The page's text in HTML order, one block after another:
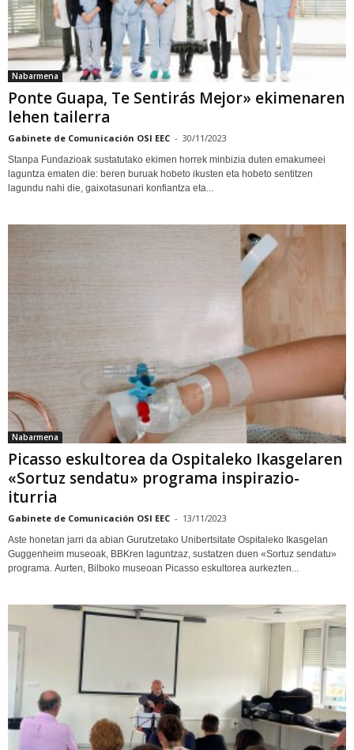
Nabarmena
Ponte Guapa, Te Sentirás Mejor» ekimenaren
lehen tailerra
Gabinete de Comunicación OSI EEC - 30/11/2023
Stanpa Fundazioak sustatutako ekimen horrek minbizia duten emakumeei
laguntza ematen die: beren buruak hobeto ikusten eta hobeto sentitzen
lagundu nahi die, gaixotasunari konfiantza eta...
Nabarmena
Picasso eskultorea da Ospitaleko Ikasgelaren
«Sortuz sendatu» programa inspirazio-
iturria
Gabinete de Comunicación OSI EEC - 13/11/2023
Aste honetan jarri da abian Gurutzetako Unibertsitate Ospitaleko Ikasgelan
Guggenheim museoak, BBKren laguntzaz, sustatzen duen «Sortuz sendatu»
programa. Aurten, Bilboko museoan Picasso eskultorea aurkezten...